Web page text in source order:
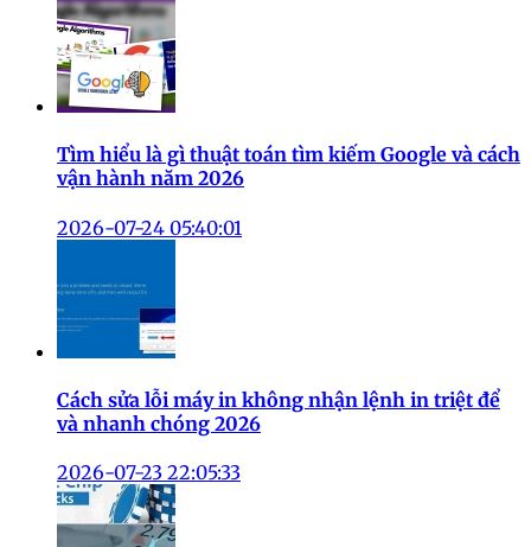
Tìm hiểu là gì thuật toán tìm kiếm Google và cách
vận hành năm 2026
2026-07-24 05:40:01
Cách sửa lỗi máy in không nhận lệnh in triệt để
và nhanh chóng 2026
2026-07-23 22:05:33